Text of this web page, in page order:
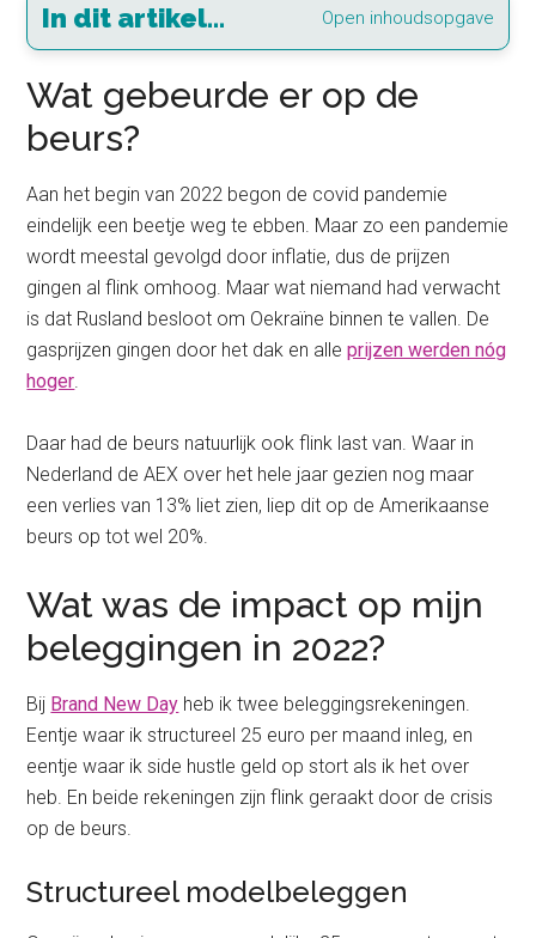
In dit artikel... Open inhoudsopgave
Wat gebeurde er op de
beurs?
Aan het begin van 2022 begon de covid pandemie
eindelijk een beetje weg te ebben. Maar zo een pandemie
wordt meestal gevolgd door inflatie, dus de prijzen
gingen al flink omhoog. Maar wat niemand had verwacht
is dat Rusland besloot om Oekraïne binnen te vallen. De
gasprijzen gingen door het dak en alleprijzen werden nóg
hoger.
Daar had de beurs natuurlijk ook flink last van. Waar in
Nederland de AEX over het hele jaar gezien nog maar
een verlies van 13% liet zien, liep dit op de Amerikaanse
beurs op tot wel 20%.
Wat was de impact op mijn
beleggingen in 2022?
Bij Brand New Day heb ik twee beleggingsrekeningen.
Eentje waar ik structureel 25 euro per maand inleg, en
eentje waar ik side hustle geld op stort als ik het over
heb. En beide rekeningen zijn flink geraakt door de crisis
op de beurs.
Structureel modelbeleggen